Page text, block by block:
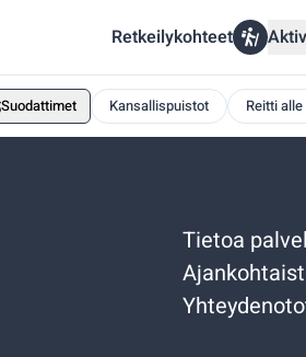
Retkeilykohteet
Suodattimet Kansallispuistot Reitti
Tietoa